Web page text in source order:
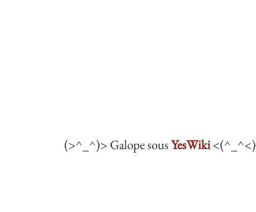
(>^_^)> Galope sousYesWiki<(^_^<)